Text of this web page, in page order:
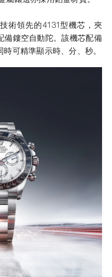
術領先的4131型機芯，夾
備鏤空自動陀。該機芯配備
可精準顯示時、分、秒。